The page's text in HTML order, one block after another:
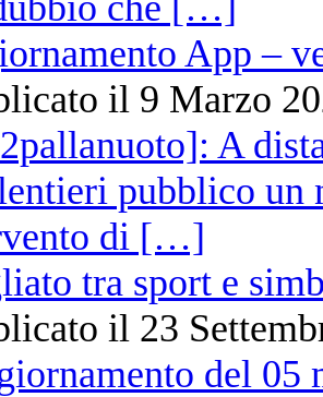
App –
il 9 Marzo
tra sport e
il 23